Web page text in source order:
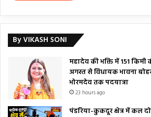
By VIKASH SONI
महादेव की भक्ति में 151 किमी
अगस्त से विधायक भावना
भोरमदेव तक पदयात्रा
23 hours ago
पंडरिया-कुकदूर क्षेत्र में कल